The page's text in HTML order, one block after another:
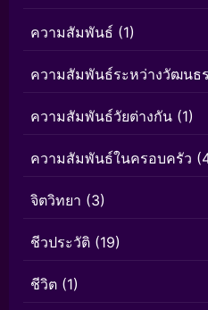
ความสัมพันธ์ (1)
ความสัมพันธ์ระหว่างวัฒนธ
ความสัมพันธ์วัยต่างกัน (1)
ความสัมพันธ์ในครอบครัว
จิตวิทยา (3)
ชีวประวัติ (19)
ชีวิต (1)